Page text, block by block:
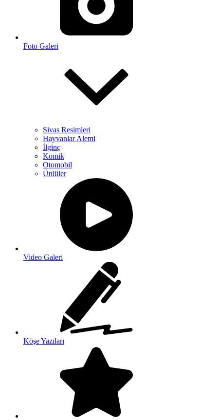
Foto Galeri
Sivas Resimleri
Hayvanlar Alemi
İlginç
Komik
Otomobil
Ünlüler
Video Galeri
Köşe Yazıları